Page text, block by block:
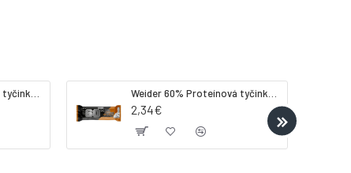
Weider 32% Proteínová tyčinka - banán, 60 g Weider 60% Proteínová tyčinka, 45 g salted peanut caramel
2,34€